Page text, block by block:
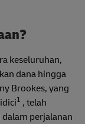
keseluruhan,
dana hingga
Brookes, yang
1 , telah
perjalanan